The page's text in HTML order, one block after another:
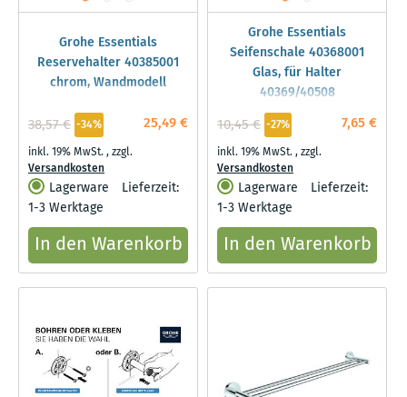
Grohe Essentials
Reservehalter 40385001
chrom, Wandmodell
25,49 €
38,57 € -34%
inkl. 19% MwSt.,zzgl.
Versandkosten
Lagerware
Lieferzeit:
1-3 Werktage
In den Warenkorb
Grohe Essentials
Seifenschale 40368001
Glas, für Halter
40369/40508
7,65 €
10,45 € -27%
inkl. 19% MwSt.,zzgl.
Versandkosten
Lagerware
Lieferzeit:
1-3 Werktage
In den Warenkorb